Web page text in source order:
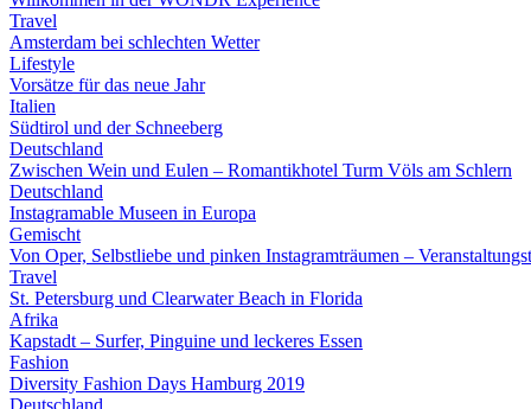
Travel
Amsterdam bei schlechten Wetter
Lifestyle
Vorsätze für das neue Jahr
Italien
Südtirol und der Schneeberg
Deutschland
Zwischen Wein und Eulen – Romantikhotel Turm Völs am Schlern
Deutschland
Instagramable Museen in Europa
Gemischt
Von Oper, Selbstliebe und pinken Instagramträumen –
Travel
St. Petersburg und Clearwater Beach in Florida
Afrika
Kapstadt – Surfer, Pinguine und leckeres Essen
Fashion
Diversity Fashion Days Hamburg 2019
Deutschland